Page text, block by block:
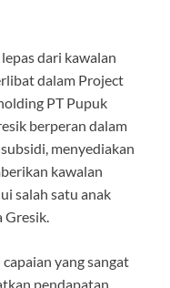
dari kawalan
dalam Project
PT Pupuk
berperan dalam
menyediakan
kawalan
salah satu anak
Gresik.
yang sangat
pendapatan